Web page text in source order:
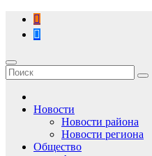
Перейти
содержимому
Новости
Новости района
Новости региона
Общество